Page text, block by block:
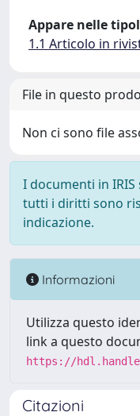
Appare nelle
1.1 Articolo in
File in questo
Non ci sono file
I documenti in
tutti i diritti sono
indicazione.
Informazioni
Utilizza questo
link a questo
https://
Citazioni